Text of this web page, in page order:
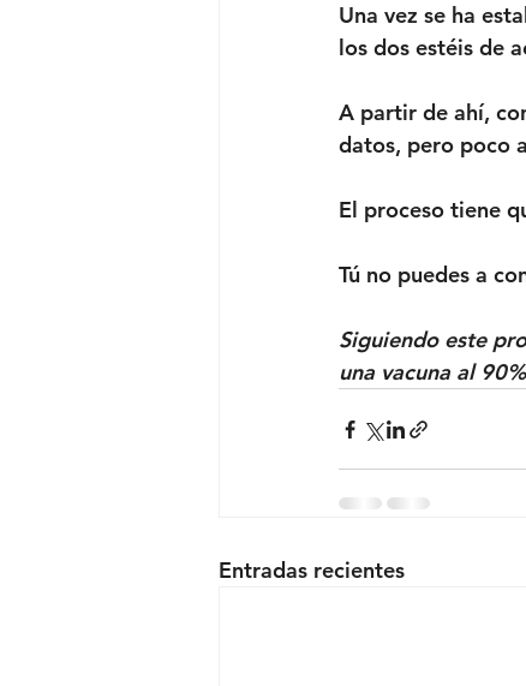
Una vez se ha
los dos estéis de
A partir de ahí,
datos, pero poco
El proceso tiene
Tú no puedes a
Siguiendo este
una vacuna al
Entradas recientes